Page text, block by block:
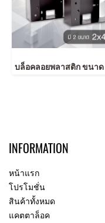
INFORMATION
หน้าแรก
โปรโมชั่น
สินค้าทั้งหมด
แคตตาล็อค